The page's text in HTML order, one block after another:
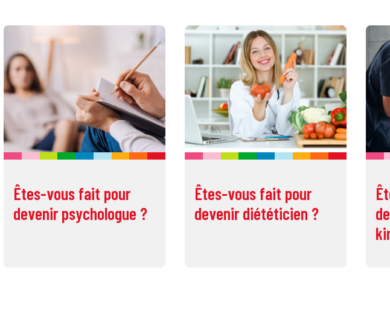
Êtes-vous fait pour
devenir psychologue ?
Êtes-vous fait pour
devenir diététicien ?